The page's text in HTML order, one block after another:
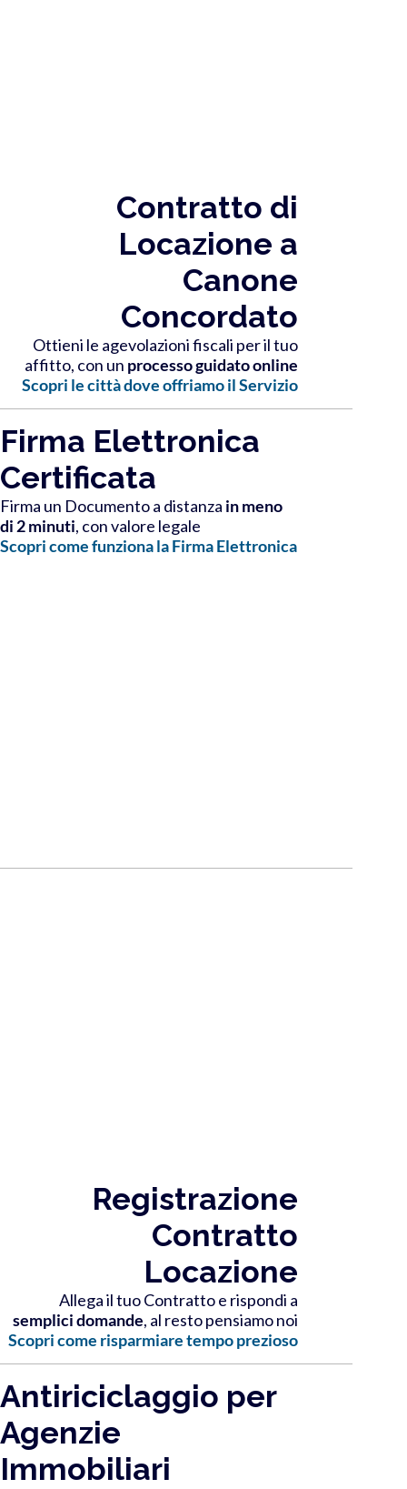
Contratto di
Locazione a
Canone
Concordato
Ottieni le agevolazioni fiscali per il tuo
affitto, con un processo guidato online
Scopri le città dove offriamo il Servizio
Firma Elettronica
Certificata
Firma un Documento a distanza in meno
di 2 minuti, con valore legale
Scopri come funziona la Firma Elettronica
Registrazione
Contratto
Locazione
Allega il tuo Contratto e rispondi a
semplici domande, al resto pensiamo noi
Scopri come risparmiare tempo prezioso
Antiriciclaggio per
Agenzie
Immobiliari